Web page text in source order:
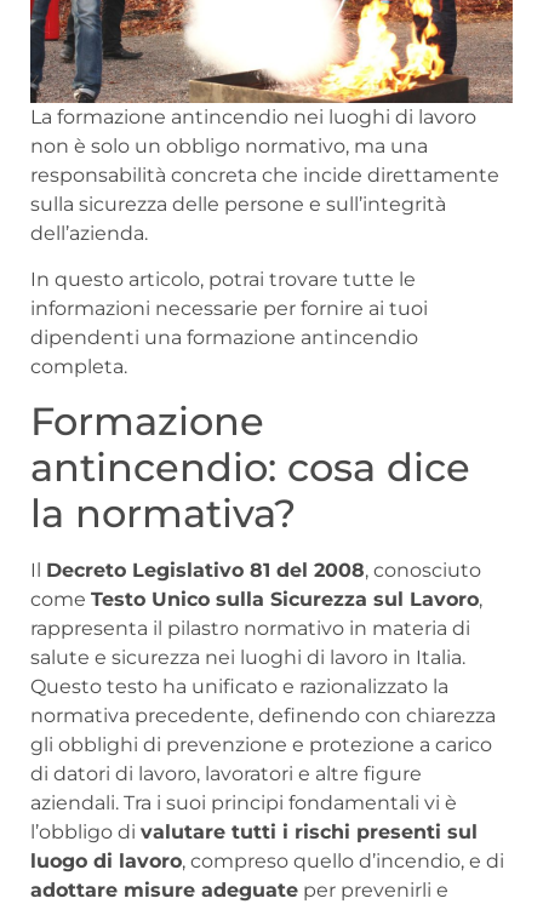
La formazione antincendio nei luoghi di lavoro
non è solo un obbligo normativo, ma una
responsabilità concreta che incide direttamente
sulla sicurezza delle persone e sull’integrità
dell’azienda.
In questo articolo, potrai trovare tutte le
informazioni necessarie per fornire ai tuoi
dipendenti una formazione antincendio
completa.
Formazione
antincendio: cosa dice
la normativa?
Il Decreto Legislativo 81 del 2008, conosciuto
come Testo Unico sulla Sicurezza sul Lavoro,
rappresenta il pilastro normativo in materia di
salute e sicurezza nei luoghi di lavoro in Italia.
Questo testo ha unificato e razionalizzato la
normativa precedente, definendo con chiarezza
gli obblighi di prevenzione e protezione a carico
di datori di lavoro, lavoratori e altre figure
aziendali. Tra i suoi principi fondamentali vi è
l’obbligo di valutare tutti i rischi presenti sul
luogo di lavoro, compreso quello d’incendio, e di
adottare misure adeguate per prevenirli e